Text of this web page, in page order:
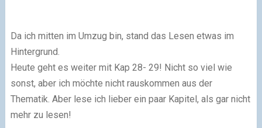
Da ich mitten im Umzug bin, stand das Lesen etwas im
Hintergrund.
Heute geht es weiter mit Kap 28- 29! Nicht so viel wie
sonst, aber ich möchte nicht rauskommen aus der
Thematik. Aber lese ich lieber ein paar Kapitel, als gar nicht
mehr zu lesen!